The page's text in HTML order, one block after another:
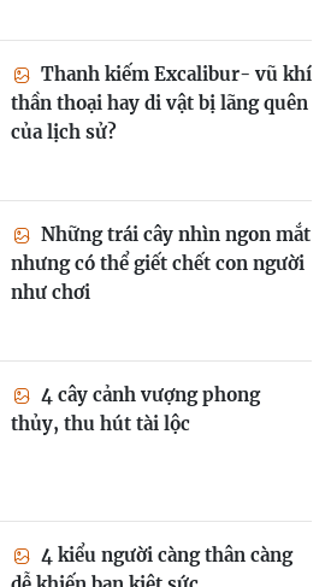
Thanh kiếm Excalibur- vũ khí
thần thoại hay di vật bị lãng quên
của lịch sử?
Những trái cây nhìn ngon mắt
nhưng có thể giết chết con người
như chơi
4 cây cảnh vượng phong
thủy, thu hút tài lộc
4 kiểu người càng thân càng